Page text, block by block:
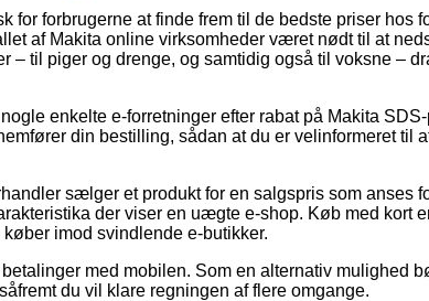
for forbrugerne at finde frem til de bedste priser hos
af Makita online virksomheder været nødt til at
– til piger og drenge, og samtidig også til voksne –
enkelte e-forretninger efter rabat på Makita
din bestilling, sådan at du er velinformeret til
sælger et produkt for en salgspris som anses
der viser en uægte e-shop. Køb med kort
imod svindlende e-butikker.
med mobilen. Som en alternativ mulighed
du vil klare regningen af flere omgange.